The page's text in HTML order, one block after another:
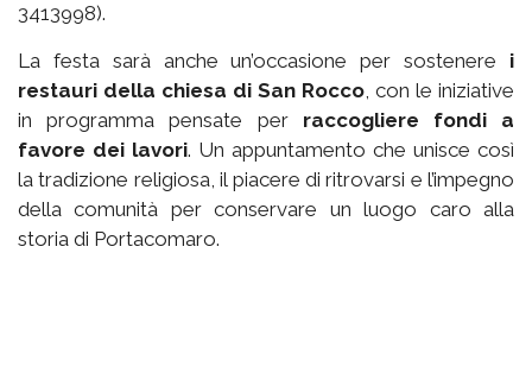
3413998).
La festa sarà anche un’occasione per sostenere i
restauri della chiesa di San Rocco, con le iniziative
in programma pensate per raccogliere fondi a
favore dei lavori. Un appuntamento che unisce così
la tradizione religiosa, il piacere di ritrovarsi e l’impegno
della comunità per conservare un luogo caro alla
storia di Portacomaro.